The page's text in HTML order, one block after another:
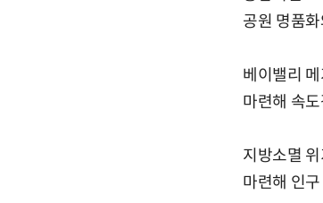
공원 명품
베이밸리
마련해 속
지방소멸
마련해 인